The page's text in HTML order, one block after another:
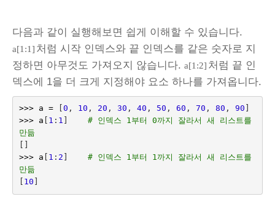
다음과 같이 실행해보면 쉽게 이해할 수 있습니다.
a[1:1] 처럼 시작 인덱스와 끝 인덱스를 같은 숫자로 지
정하면 아무것도 가져오지 않습니다. a[1:2] 처럼 끝 인
덱스에 1을 더 크게 지정해야 요소 하나를 가져옵니다.
>>> a = 0 , 10 , 20 , 30 , 40 , 50 , 60 , 70 , 80 , 90
>>>
a 1 : 1
# 인덱스 1부터 0까지 잘라서 새 리스트를
만듦
>>>
a 1 : 2
# 인덱스 1부터 1까지 잘라서 새 리스트를
만듦
10